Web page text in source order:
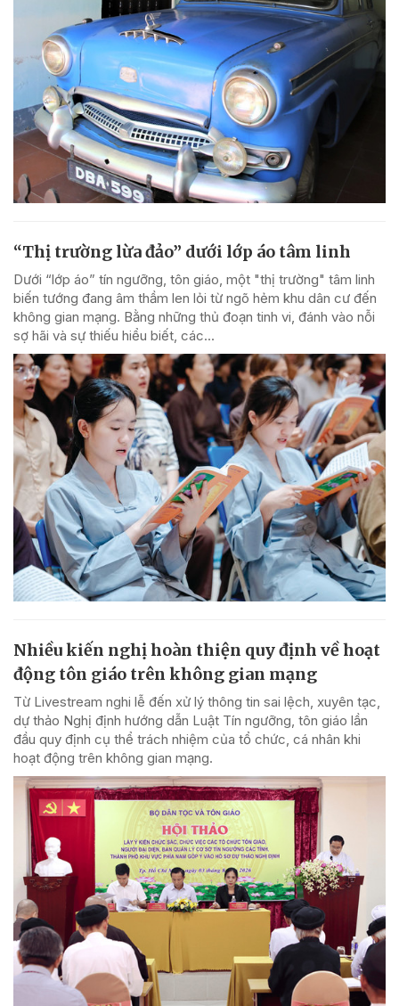
“Thị trường lừa đảo” dưới lớp áo tâm linh
Dưới “lớp áo” tín ngưỡng, tôn giáo, một "thị trường" tâm linh
biến tướng đang âm thầm len lỏi từ ngõ hẻm khu dân cư đến
không gian mạng. Bằng những thủ đoạn tinh vi, đánh vào nỗi
sợ hãi và sự thiếu hiểu biết, các...
Nhiều kiến nghị hoàn thiện quy định về hoạt
động tôn giáo trên không gian mạng
Từ Livestream nghi lễ đến xử lý thông tin sai lệch, xuyên tạc,
dự thảo Nghị định hướng dẫn Luật Tín ngưỡng, tôn giáo lần
đầu quy định cụ thể trách nhiệm của tổ chức, cá nhân khi
hoạt động trên không gian mạng.